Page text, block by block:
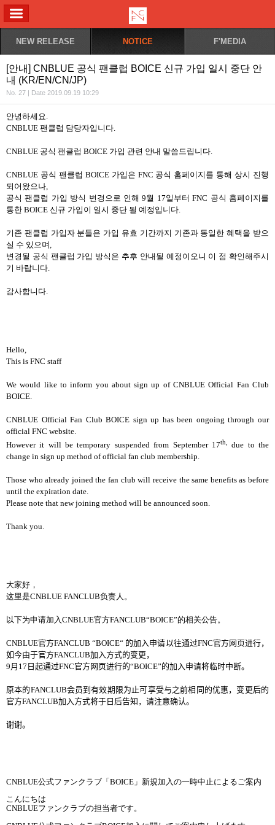
NEW RELEASE NOTICE F'MEDIA
[안내] CNBLUE 공식 팬클럽 BOICE 신규 가입 일시 중단 안
내 (KR/EN/CN/JP)
No. 27 | Date 2019.09.19 10:29
안녕하세요.
CNBLUE 팬클럽 담당자입니다.
CNBLUE 공식 팬클럽 BOICE 가입 관련 안내 말씀드립니다.
CNBLUE 공식 팬클럽 BOICE 가입은 FNC 공식 홈페이지를 통해 상시 진행
되어왔으나,
공식 팬클럽 가입 방식 변경으로 인해9월 17일부터FNC 공식 홈페이지를
통한 BOICE 신규 가입이 일시 중단 될 예정입니다.
기존 팬클럽 가입자 분들은 가입 유효 기간까지 기존과 동일한 혜택을 받으
실 수 있으며,
변경될 공식 팬클럽 가입 방식은 추후 안내될 예정이오니 이 점 확인해주시
기 바랍니다.
감사합니다.
Hello,
This is FNC staff
We would like to inform you about sign up of CNBLUE Official Fan Club
BOICE.
CNBLUE Official Fan Club BOICE sign up has been ongoing through our
official FNC website.
However it will be temporary suspended from September 17th, due to the
change in sign up method of official fan club membership.
Those who already joined the fan club will receive the same benefits as before
until the expiration date.
Please note that new joining method will be announced soon.
Thank you.
大家好，
这里是CNBLUE FANCLUB负责人。
以下为申请加入CNBLUE官方FANCLUB“BOICE”的相关公告。
CNBLUE官方FANCLUB“BOICE“ 的加入申请以往通过FNC官方网页进行，
如今由于官方FANCLUB加入方式的变更，
9月 17 日起通过FNC官方网页进行的“BOICE”的加入申请将临时中断。
原本的FANCLUB会员到有效期限为止可享受与之前相同的优惠，变更后的
官方FANCLUB加入方式将于日后告知，请注意确认。
谢谢。
CNBLUE公式ファンクラブ「 BOICE 」新規加入の一時中止によるご案内
こんにちは
CNBLUEファンクラブの担当者です。